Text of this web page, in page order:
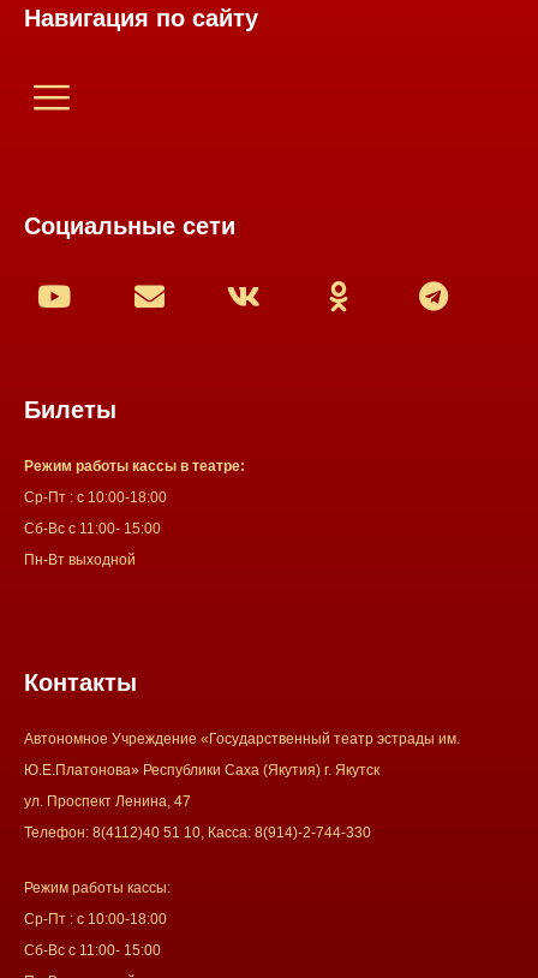
Навигация по сайту
Социальные сети
Билеты
Режим работы кассы в театре:
Ср-Пт : с 10:00-18:00
Сб-Вс с 11:00- 15:00
Пн-Вт выходной
Контакты
Автономное Учреждение «Государственный театр эстрады им.
Ю.Е.Платонова» Республики Саха (Якутия) г. Якутск
ул. Проспект Ленина, 47
Телефон: 8(4112)40 51 10, Касса: 8(914)-2-744-330
Режим работы кассы:
Ср-Пт : с 10:00-18:00
Сб-Вс с 11:00- 15:00